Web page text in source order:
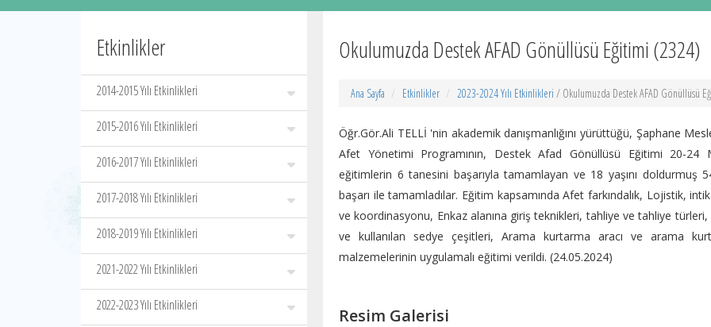
Etkinlikler
2014-2015 Yılı Etkinlikleri
2015-2016 Yılı Etkinlikleri
2016-2017 Yılı Etkinlikleri
2017-2018 Yılı Etkinlikleri
2018-2019 Yılı Etkinlikleri
2021-2022 Yılı Etkinlikleri
2022-2023 Yılı Etkinlikleri
Okulumuzda Destek AFAD Gönüllüsü Eğitimi (2324)
Ana Sayfa Etkinlikler 2023-2024 Yılı Etkinlikleri / Okulumuzda Destek AFAD Gönüllüsü
Öğr.Gör.Ali TELLİ 'nin akademik danışmanlığını yürüttüğü, Şaphane
Afet Yönetimi Programının, Destek Afad Gönüllüsü Eğitimi 20-24
eğitimlerin 6 tanesini başarıyla tamamlayan ve 18 yaşını doldurmuş
başarı ile tamamladılar. Eğitim kapsamında Afet farkındalık, Lojistik,
ve koordinasyonu, Enkaz alanına giriş teknikleri, tahliye ve tahliye
ve kullanılan sedye çeşitleri, Arama kurtarma aracı ve arama
malzemelerinin uygulamalı eğitimi verildi. (24.05.2024)
Resim Galerisi